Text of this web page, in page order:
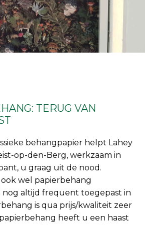
TERUG VAN
behangpapier helpt Lahey
op-den-Berg, werkzaam in
u graag uit de nood.
ook wel papierbehang
altijd frequent toegepast in
is qua prijs/kwaliteit zeer
heeft u een haast